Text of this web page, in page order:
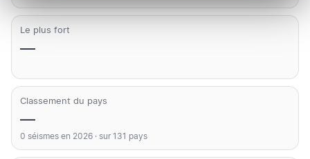
Le plus fort
—
Classement du pays
—
0 séismes en 2026 · sur 131 pays